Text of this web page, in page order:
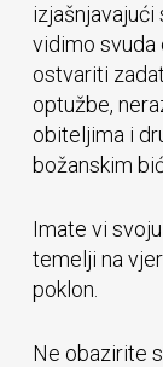
izjašnjavajući
vidimo svuda
ostvariti
optužbe,
obiteljima i
božanskim
Imate vi
temelji na
poklon.
Ne obazirite